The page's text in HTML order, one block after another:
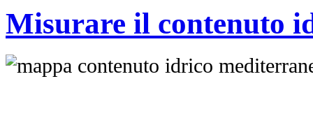
Misurare il contenuto